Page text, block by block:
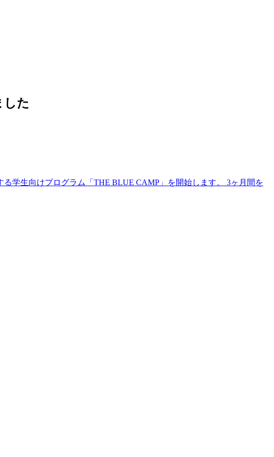
した
学生向けプログラム「THE BLUE CAMP」を開始します。 3ヶ月間を